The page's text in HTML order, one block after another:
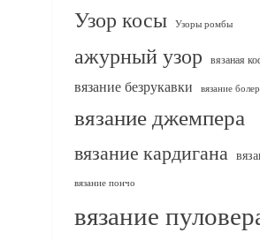
Узор косы Узоры ромбы
ажурный узор вязаная
вязание безрукавки вязание
вязание джемпера
вязание кардигана
вязание пончо
вязание